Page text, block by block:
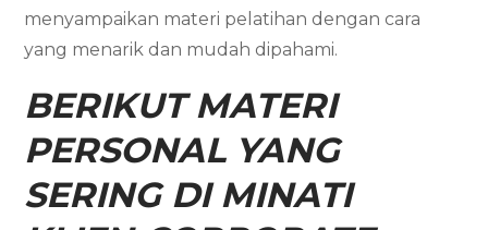
menyampaikan materi pelatihan dengan cara
yang menarik dan mudah dipahami.
BERIKUT MATERI
PERSONAL YANG
SERING DI MINATI